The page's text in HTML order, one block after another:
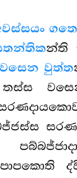
න්ති
වුත්ත
තස්ස